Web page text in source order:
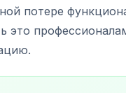
потере
это